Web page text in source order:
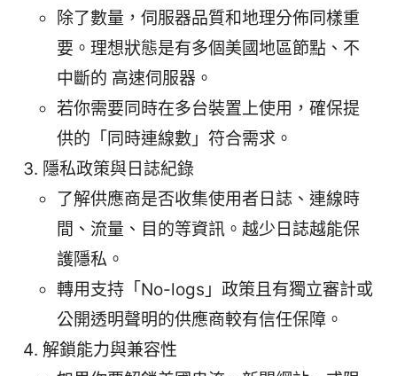
除了數量，伺服器品質和地理分佈同樣重
要。理想狀態是有多個美國地區節點、不
中斷的 高速伺服器。
若你需要同時在多台裝置上使用，確保提
供的「同時連線數」符合需求。
隱私政策與日誌紀錄
了解供應商是否收集使用者日誌、連線時
間、流量、目的等資訊。越少日誌越能保
護隱私。
轉用支持「No-logs」政策且有獨立審計或
公開透明聲明的供應商較有信任保障。
解鎖能力與兼容性